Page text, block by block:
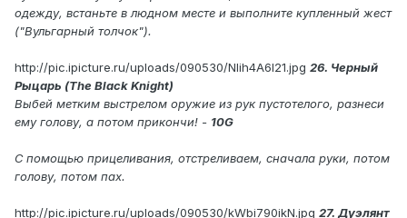
одежду, встаньте в людном месте и выполните купленный жест
("Вульгарный толчок").
http://pic.ipicture.ru/uploads/090530/Nlih4A6l21.jpg 26. Черный
Рыцарь (The Black Knight)
Выбей метким выстрелом оружие из рук пустотелого, разнеси
ему голову, а потом прикончи! - 10G
C помощью прицеливания, отстреливаем, сначала руки, потом
голову, потом пах.
http://pic.ipicture.ru/uploads/090530/kWbi790ikN.jpg 27. Дуэлянт